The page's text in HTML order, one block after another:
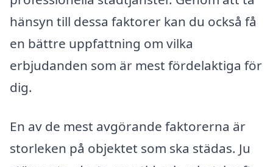
hänsyn till dessa faktorer kan du också få
en bättre uppfattning om vilka
erbjudanden som är mest fördelaktiga för
dig.
En av de mest avgörande faktorerna är
storleken på objektet som ska städas. Ju